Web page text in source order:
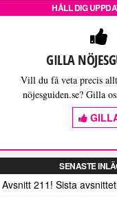
HÅLL DIG
GILLA
Vill du få veta precis
nöjesguiden.se? Gilla
SENASTE